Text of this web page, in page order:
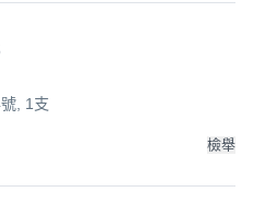
, 1支
檢舉